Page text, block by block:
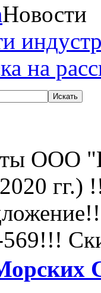
Новости
на
ООО
гг.)